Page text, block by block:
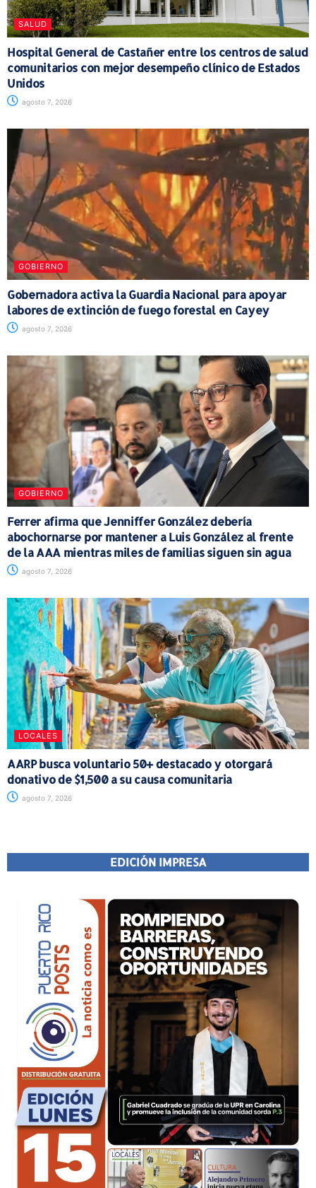
SALUD
Hospital General de Castañer entre los centros de salud
comunitarios con mejor desempeño clínico de Estados
Unidos
agosto 7, 2026
GOBIERNO
Gobernadora activa la Guardia Nacional para apoyar
labores de extinción de fuego forestal en Cayey
agosto 7, 2026
GOBIERNO
Ferrer afirma que Jenniffer González debería
abochornarse por mantener a Luis González al frente
de la AAA mientras miles de familias siguen sin agua
agosto 7, 2026
LOCALES
AARP busca voluntario 50+ destacado y otorgará
donativo de $1,500 a su causa comunitaria
agosto 7, 2026
EDICIÓN IMPRESA